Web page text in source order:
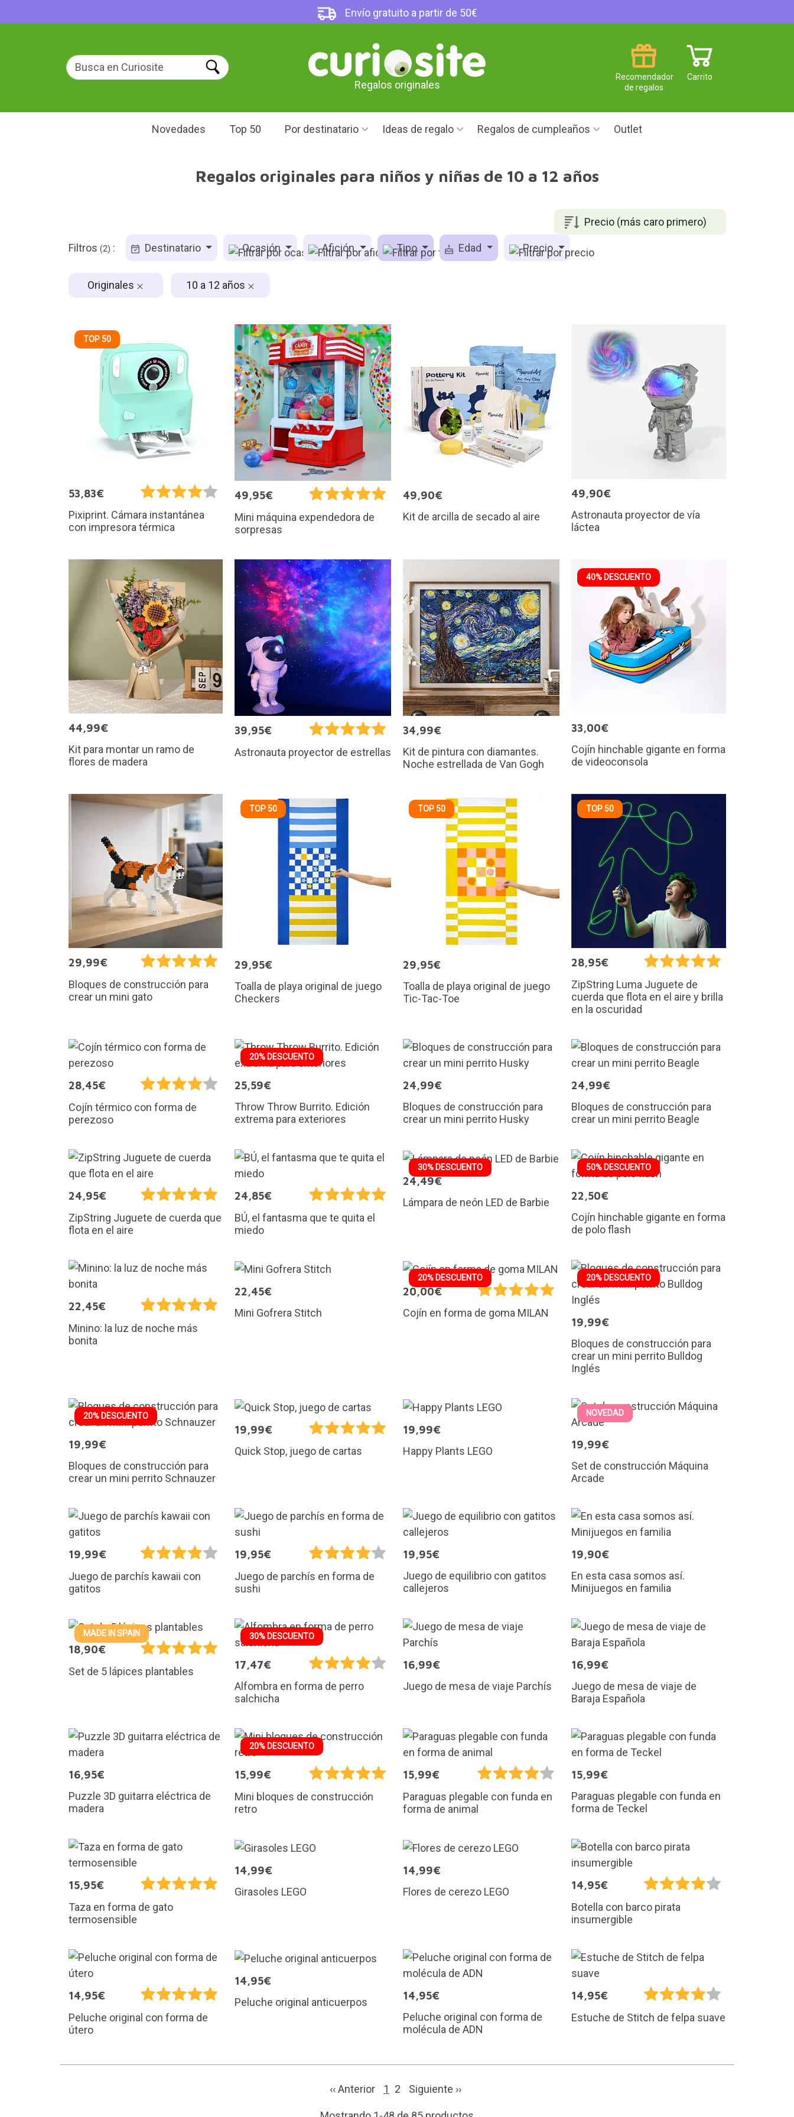
Envío gratuito a partir de 50€
Regalos originales
Carrito
Recomendador
de regalos
Novedades Top 50 Por destinatario Ideas de regalo Regalos de cumpleaños Outlet
Regalos originales para niños y niñas de 10 a 12 años
Precio (más caro primero)
Filtros (2) : Destinatario Ocasión Afición Tipo Edad Precio
Originales 10 a 12 años
TOP 50
53,83€
Pixiprint. Cámara instantánea
con impresora térmica
49,95€
Mini máquina expendedora de
sorpresas
49,90€
Kit de arcilla de secado al aire
49,90€
Astronauta proyector de vía
láctea
44,99€
Kit para montar un ramo de
flores de madera
39,95€
Astronauta proyector de estrellas
34,99€
Kit de pintura con diamantes.
Noche estrellada de Van Gogh
40% DESCUENTO
33,00€
Cojín hinchable gigante en forma
de videoconsola
29,99€
Bloques de construcción para
crear un mini gato
TOP 50
29,95€
Toalla de playa original de juego
Checkers
TOP 50
29,95€
Toalla de playa original de juego
Tic-Tac-Toe
TOP 50
28,95€
ZipString Luma Juguete de
cuerda que flota en el aire y brilla
en la oscuridad
28,45€
Cojín térmico con forma de
perezoso
20% DESCUENTO
25,59€
Throw Throw Burrito. Edición
extrema para exteriores
24,99€
Bloques de construcción para
crear un mini perrito Husky
24,99€
Bloques de construcción para
crear un mini perrito Beagle
24,95€
ZipString Juguete de cuerda que
flota en el aire
24,85€
BÚ, el fantasma que te quita el
miedo
30% DESCUENTO
24,49€
Lámpara de neón LED de Barbie
50% DESCUENTO
22,50€
Cojín hinchable gigante en forma
de polo flash
22,45€
Minino: la luz de noche más
bonita
22,45€
Mini Gofrera Stitch
20% DESCUENTO
20,00€
Cojín en forma de goma MILAN
20% DESCUENTO
19,99€
Bloques de construcción para
crear un mini perrito Bulldog
Inglés
20% DESCUENTO
19,99€
Bloques de construcción para
crear un mini perrito Schnauzer
19,99€
Quick Stop, juego de cartas
19,99€
Happy Plants LEGO
NOVEDAD
19,99€
Set de construcción Máquina
Arcade
19,99€
Juego de parchís kawaii con
gatitos
19,95€
Juego de parchís en forma de
sushi
19,95€
Juego de equilibrio con gatitos
callejeros
19,90€
En esta casa somos así.
Minijuegos en familia
MADE IN SPAIN
18,90€
Set de 5 lápices plantables
30% DESCUENTO
17,47€
Alfombra en forma de perro
salchicha
16,99€
Juego de mesa de viaje Parchís
16,99€
Juego de mesa de viaje de
Baraja Española
16,95€
Puzzle 3D guitarra eléctrica de
madera
20% DESCUENTO
15,99€
Mini bloques de construcción
retro
15,99€
Paraguas plegable con funda en
forma de animal
15,99€
Paraguas plegable con funda en
forma de Teckel
15,95€
Taza en forma de gato
termosensible
14,99€
Girasoles LEGO
14,99€
Flores de cerezo LEGO
14,95€
Botella con barco pirata
insumergible
14,95€
Peluche original con forma de
útero
14,95€
Peluche original anticuerpos
14,95€
Peluche original con forma de
molécula de ADN
14,95€
Estuche de Stitch de felpa suave
‹‹ Anterior 1 2 Siguiente ››